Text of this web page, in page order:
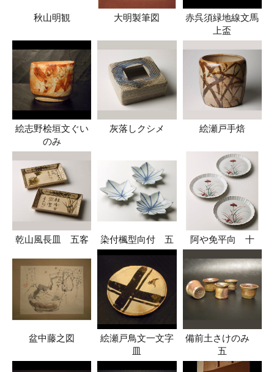
秋山明観 大明製筆図
赤呉須緑地線文馬
上盃
絵志野桧垣文ぐい
のみ
灰落しクシメ 絵瀬戸手焙
乾山風長皿 五客 染付楓型向付 五 阿や免平向 十
盆中藤之図
絵瀬戸鳥文一文字
皿
備前土さけのみ
五